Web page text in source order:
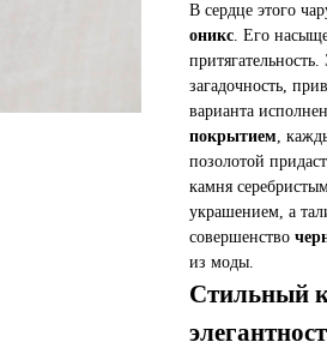
В сердце этого
оникс. Его
притягательность.
загадочность,
варианта
покрытием,
позолотой
камня
украшением, а
совершенство
из моды.
Стильный